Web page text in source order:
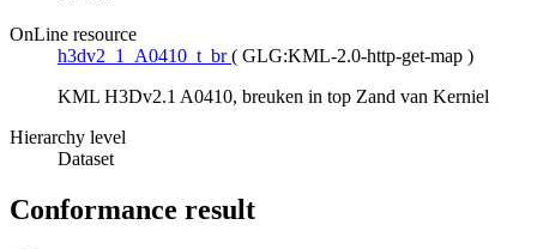
OnLine resource
h3dv2_1_A0410_t_br ( GLG:KML-2.0-http-get-map )
KML H3Dv2.1 A0410, breuken in top Zand van Kerniel
Hierarchy level
Dataset
Conformance result